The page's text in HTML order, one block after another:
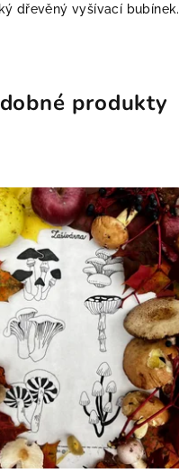
dřevěný vyšívací bubínek.
produkty